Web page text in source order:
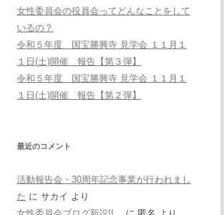
女性委員会の役員会ってどんなことをして
いるの？
令和５年度 国宝勝興寺 見学会 １１月１
１日(土)開催 報告【第３弾】
令和５年度 国宝勝興寺 見学会 １１月１
１日(土)開催 報告【第２弾】
最近のコメント
活動報告会・30周年記念事業が行われまし
た に サカイ より